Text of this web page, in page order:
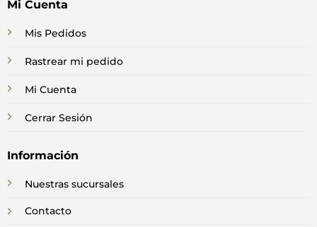
Mi Cuenta
Mis Pedidos
Rastrear mi pedido
Mi Cuenta
Cerrar Sesión
Información
Nuestras sucursales
Contacto